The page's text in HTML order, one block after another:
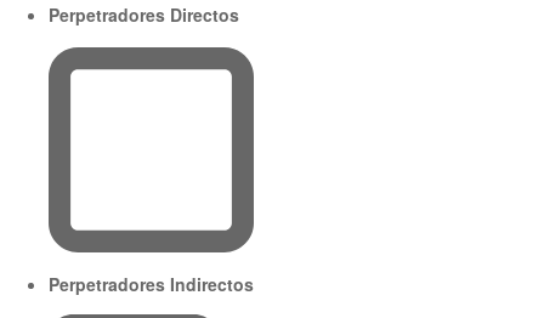
Perpetradores Directos
Perpetradores Indirectos